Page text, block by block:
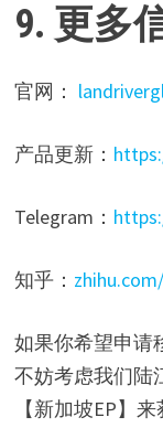
9. 更多
官网：
产品更新：
Telegram：
知乎：
如果你希望申请
不妨考虑我们陆
【新加坡EP】